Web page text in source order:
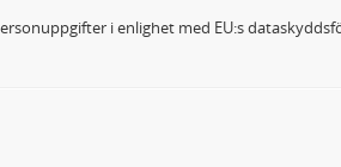
i enlighet med EU:s